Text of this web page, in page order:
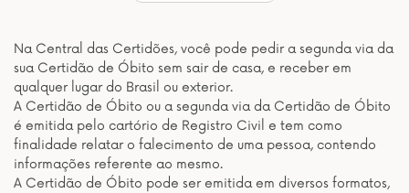
Na Central das Certidões, você pode pedir a segunda via da
sua Certidão de Óbito sem sair de casa, e receber em
qualquer lugar do Brasil ou exterior.
A Certidão de Óbito ou a segunda via da Certidão de Óbito
é emitida pelo cartório de Registro Civil e tem como
finalidade relatar o falecimento de uma pessoa, contendo
informações referente ao mesmo.
A Certidão de Óbito pode ser emitida em diversos formatos,